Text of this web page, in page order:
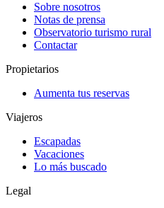
Sobre nosotros
Notas de prensa
Observatorio turismo rural
Contactar
Propietarios
Aumenta tus reservas
Viajeros
Escapadas
Vacaciones
Lo más buscado
Legal